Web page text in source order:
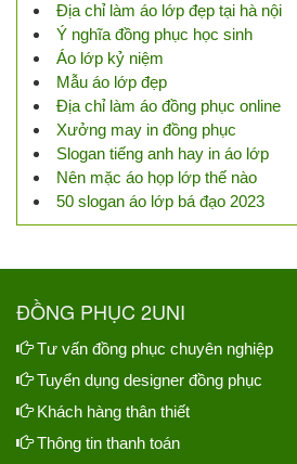
Địa chỉ làm áo lớp đẹp tại hà nội
Ý nghĩa đồng phục học sinh
Áo lớp kỷ niệm
Mẫu áo lớp đẹp
Địa chỉ làm áo đồng phục online
Xưởng may in đồng phục
Slogan tiếng anh hay in áo lớp
Nên mặc áo họp lớp thế nào
50 slogan áo lớp bá đạo 2023
ĐỒNG PHỤC 2UNI
Tư vấn đồng phục chuyên nghiệp
Tuyển dụng designer đồng phục
Khách hàng thân thiết
Thông tin thanh toán